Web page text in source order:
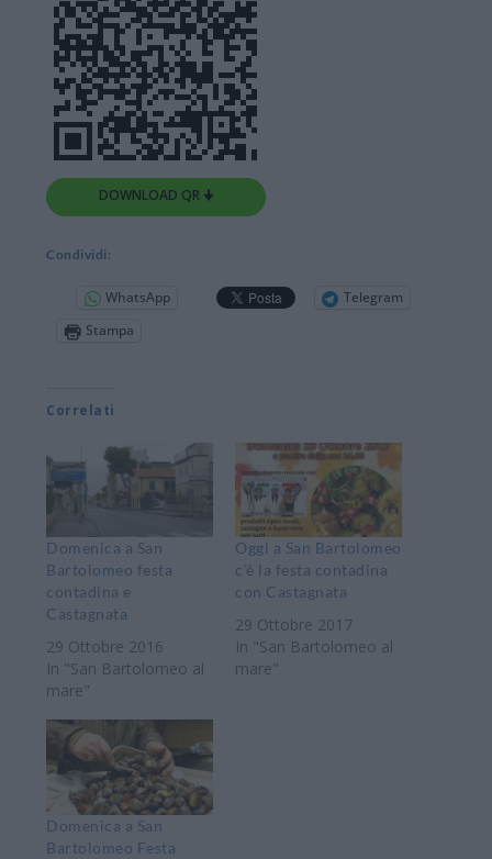
DOWNLOAD QR 🠋
Condividi:
WhatsApp
Telegram
Stampa
Correlati
Domenica a San
Bartolomeo festa
contadina e
Castagnata
29 Ottobre 2016
In "San Bartolomeo al
mare"
Oggi a San Bartolomeo
c’è la festa contadina
con Castagnata
29 Ottobre 2017
In "San Bartolomeo al
mare"
Domenica a San
Bartolomeo Festa